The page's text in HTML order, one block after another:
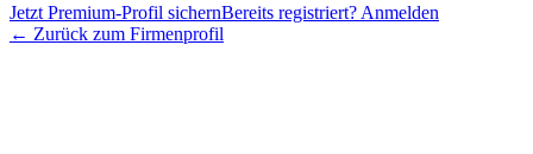
Jetzt Premium-Profil sichernBereits registriert? Anmelden
← Zurück zum Firmenprofil